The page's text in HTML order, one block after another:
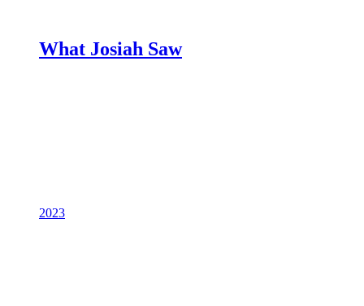
What Josiah Saw
2023